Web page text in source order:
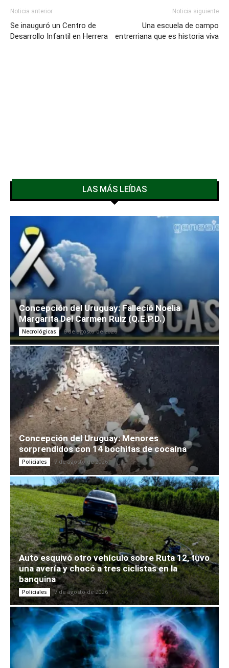
Noticia anterior
Se inauguró un Centro de
Desarrollo Infantil en Herrera
Noticia siguiente
Una escuela de campo
entrerriana que es historia viva
LAS MÁS LEÍDAS
Concepción del Uruguay: Falleció Noelia
Margarita Del Carmen Ruiz (Q.E.P.D.)
Necrológicas 6 de agosto de 2026
Concepción del Uruguay: Menores
sorprendidos con 14 bochitas de cocaína
Policiales 7 de agosto de 2026
Auto esquivó otro vehículo sobre Ruta 12, tuvo
una avería y chocó a tres ciclistas en la
banquina
Policiales 7 de agosto de 2026